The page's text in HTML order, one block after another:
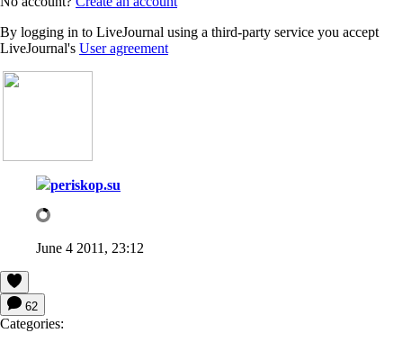
By logging in to LiveJournal using a third-party service you accept
LiveJournal's User agreement
periskop.su
June 4 2011, 23:12
62
Categories: